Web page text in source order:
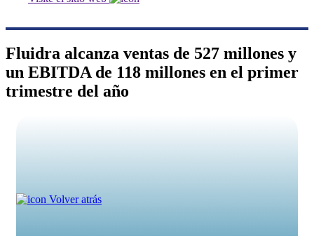
Fluidra alcanza ventas de 527 millones y
un EBITDA de 118 millones en el primer
trimestre del año
Volver atrás